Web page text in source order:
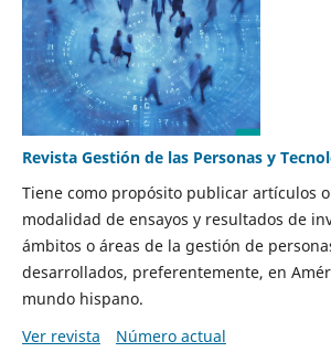
Revista Gestión de las Personas y
Tiene como propósito publicar artículos
modalidad de ensayos y resultados de
ámbitos o áreas de la gestión de
desarrollados, preferentemente, en
mundo hispano.
Ver revista
Número actual